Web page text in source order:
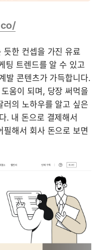
듯한 컨셉을 가진 유료
팅 트렌드를 알 수 있고
발 콘텐츠가 가득합니다.
움이 되며, 당장 써먹을
러의 노하우를 알고 싶은
. 내 돈으로 결제해서
해서 회사 돈으로 보면